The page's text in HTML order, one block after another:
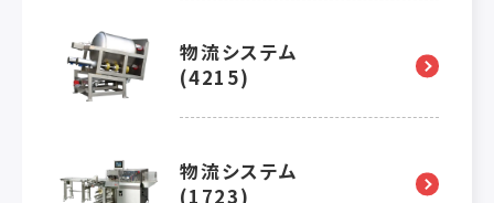
物流システム
(4215)
物流システム
(1723)